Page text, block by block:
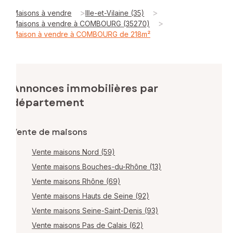
Maisons à vendre >Ille-et-Vilaine (35) >
Maisons à vendre à COMBOURG (35270) >
Maison à vendre à COMBOURG de 218m²
Annonces immobilières par
département
Vente de maisons
Vente maisons Nord (59)
Vente maisons Bouches-du-Rhône (13)
Vente maisons Rhône (69)
Vente maisons Hauts de Seine (92)
Vente maisons Seine-Saint-Denis (93)
Vente maisons Pas de Calais (62)